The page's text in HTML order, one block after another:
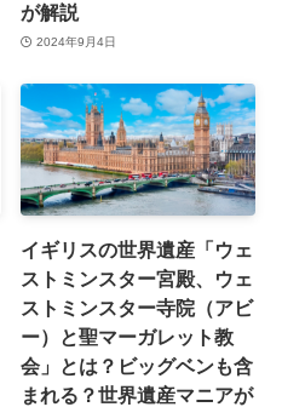
が解説
2024年9月4日
イギリスの世界遺産「ウェ
ストミンスター宮殿、ウェ
ストミンスター寺院（アビ
ー）と聖マーガレット教
会」とは？ビッグベンも含
まれる？世界遺産マニアが